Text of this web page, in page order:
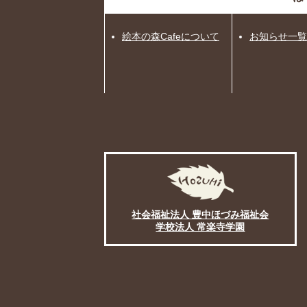
絵本の森Cafeについて お知らせ一覧
社会福祉法人 豊中ほづみ福祉会
学校法人 常楽寺学園